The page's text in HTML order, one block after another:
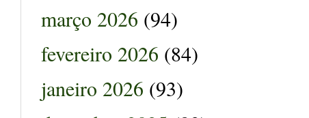
março 2026 (94)
fevereiro 2026 (84)
janeiro 2026 (93)